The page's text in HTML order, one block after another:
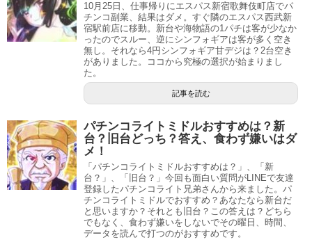
10月25日、仕事帰りにエスパス新宿歌舞伎町店でパ
チンコ副業、結果はダメ。すぐ隣のエスパス西武新
宿駅前店に移動。新台や海物語の1パチは客が少なか
ったのでスルー、逆にシンフォギアは客が多く空き
無し。それなら4円シンフォギア甘デジは？2台空き
がありました。ココから究極の選択が始まりまし
た。
記事を読む
パチンコライトミドルおすすめは？新
台？旧台どっち？答え、食わず嫌いはダ
メ！
「パチンコライトミドルおすすめは？」、「新
台？」、「旧台？」今回も面白い質問がLINEで友達
登録したパチンコライト兄弟さんから来ました。パ
チンコライトミドルでおすすめ？あなたなら新台だ
と思いますか？それとも旧台？この答えは？どちら
でもなく、食わず嫌いをしないでその曜日、時間、
データを読んで打つのがおすすめです。